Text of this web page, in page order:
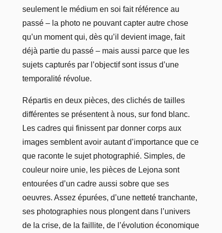
seulement le médium en soi fait référence au
passé – la photo ne pouvant capter autre chose
qu’un moment qui, dès qu’il devient image, fait
déjà partie du passé – mais aussi parce que les
sujets capturés par l’objectif sont issus d’une
temporalité révolue.
Répartis en deux pièces, des clichés de tailles
différentes se présentent à nous, sur fond blanc.
Les cadres qui finissent par donner corps aux
images semblent avoir autant d’importance que ce
que raconte le sujet photographié. Simples, de
couleur noire unie, les pièces de Lejona sont
entourées d’un cadre aussi sobre que ses
oeuvres. Assez épurées, d’une netteté tranchante,
ses photographies nous plongent dans l’univers
de la crise, de la faillite, de l’évolution économique